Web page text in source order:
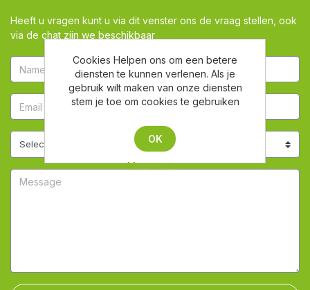
Heeft u vragen kunt u via dit venster ons de vraag stellen, ook
via de chat zijn we beschikbaar
Cookies Helpen ons om een betere
diensten te kunnen verlenen. Als je
gebruik wilt maken van onze diensten
stem je toe om cookies te gebruiken
OK
Meer weten